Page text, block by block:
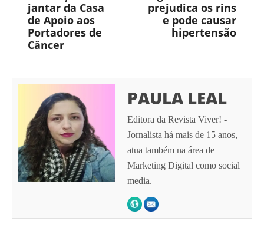
jantar da Casa
de Apoio aos
Portadores de
Câncer
prejudica os rins
e pode causar
hipertensão
PAULA LEAL
Editora da Revista Viver! -
Jornalista há mais de 15 anos,
atua também na área de
Marketing Digital como social
media.